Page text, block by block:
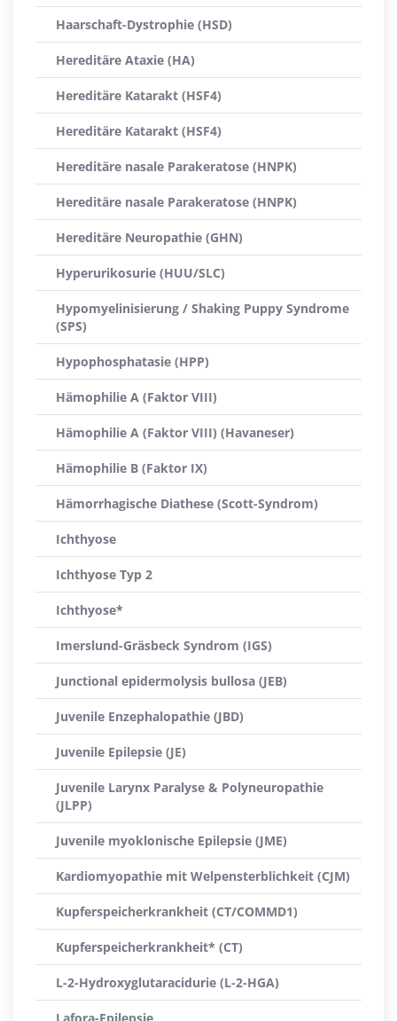
Haarschaft-Dystrophie (HSD)
Hereditäre Ataxie (HA)
Hereditäre Katarakt (HSF4)
Hereditäre Katarakt (HSF4)
Hereditäre nasale Parakeratose (HNPK)
Hereditäre nasale Parakeratose (HNPK)
Hereditäre Neuropathie (GHN)
Hyperurikosurie (HUU/SLC)
Hypomyelinisierung / Shaking Puppy Syndrome
(SPS)
Hypophosphatasie (HPP)
Hämophilie A (Faktor VIII)
Hämophilie A (Faktor VIII) (Havaneser)
Hämophilie B (Faktor IX)
Hämorrhagische Diathese (Scott-Syndrom)
Ichthyose
Ichthyose Typ 2
Ichthyose*
Imerslund-Gräsbeck Syndrom (IGS)
Junctional epidermolysis bullosa (JEB)
Juvenile Enzephalopathie (JBD)
Juvenile Epilepsie (JE)
Juvenile Larynx Paralyse & Polyneuropathie
(JLPP)
Juvenile myoklonische Epilepsie (JME)
Kardiomyopathie mit Welpensterblichkeit (CJM)
Kupferspeicherkrankheit (CT/COMMD1)
Kupferspeicherkrankheit* (CT)
L-2-Hydroxyglutaracidurie (L-2-HGA)